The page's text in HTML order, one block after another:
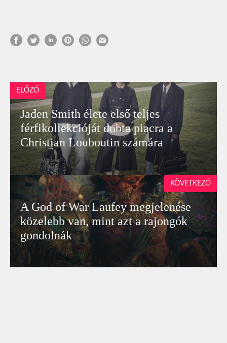
ELŐZŐ
Jaden Smith élete első teljes
férfikollekcióját dobta piacra a
Christian Louboutin számára
A God of War Laufey megjelenése
közelebb van, mint azt a rajongók
gondolnák
KÖVETKEZŐ